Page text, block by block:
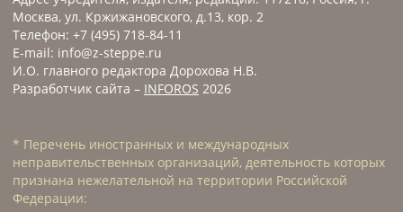
Москва, ул. Кржижановского, д.13, кор. 2
Телефон: +7 (495) 718-84-11
E-mail: info@z-steppe.ru
И.О. главного редактора Дорохова Н.В.
Разработчик сайта – INFOROS 2026
* Перечень иностранных и международных
неправительственных организаций, деятельность которых
признана нежелательной на территории Российской
Федерации: